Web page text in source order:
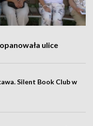
ulice
Silent Book Club w